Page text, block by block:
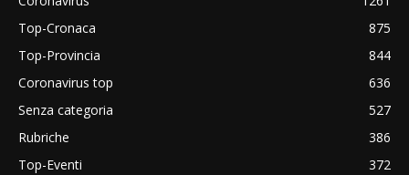
Top-Cronaca
875
Top-Provincia
844
Coronavirus top
636
Senza categoria
527
Rubriche
386
Top-Eventi
372